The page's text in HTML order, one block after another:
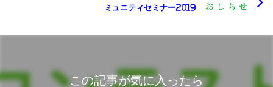
ミュニティセミナー2019
この記事が気に入ったら